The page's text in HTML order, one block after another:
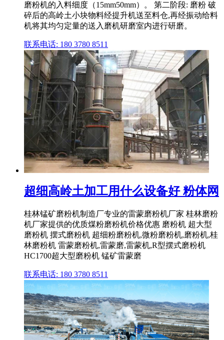
磨粉机的入料细度（15mm50mm）。 第二阶段: 磨粉 破
碎后的高岭土小块物料经提升机送至料仓,再经振动给料
机将其均匀定量的送入磨机研磨室内进行研磨。
联系电话: 180 3780 8511
超细高岭土加工用什么设备好 粉体网
桂林锰矿磨粉机制造厂专业的雷蒙磨粉机厂家 桂林磨粉
机厂家提供的优质煤粉磨粉机价格优惠 磨粉机 超大型
磨粉机 摆式磨粉机 超细粉磨粉机,微粉磨粉机,磨粉机,桂
林磨粉机 雷蒙磨粉机,雷蒙磨,雷蒙机,R型摆式磨粉机
HC1700超大型磨粉机 锰矿雷蒙磨
联系电话: 180 3780 8511